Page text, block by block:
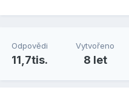
Odpovědi
11,7tis.
Vytvořeno
8 let